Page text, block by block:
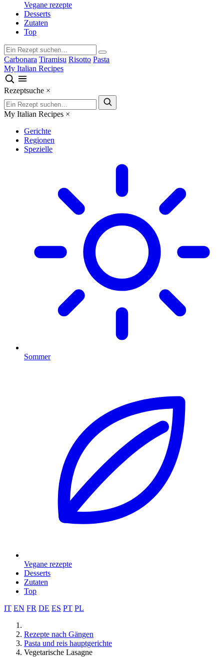
Vegane rezepte
Desserts
Zutaten
Top
Carbonara Tiramisu Risotto Pasta
My Italian Recipes
Rezeptsuche ×
My Italian Recipes ×
Gerichte
Regionen
Spezielle
Sommer
Vegane rezepte
Desserts
Zutaten
Top
IT EN FR DE ES PT PL
Rezepte nach Gängen
Pasta und reis hauptgerichte
Vegetarische Lasagne